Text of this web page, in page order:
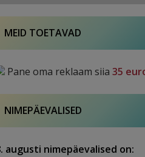
MEID TOETAVAD
Pane oma reklaam siia 35
NIMEPÄEVALISED
augusti nimepäevalised on: